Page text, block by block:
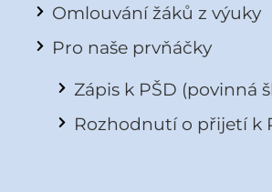
Omlouvání žáků z výuky
Pro naše prvňáčky
Zápis k PŠD (povinná
Rozhodnutí o přijetí k